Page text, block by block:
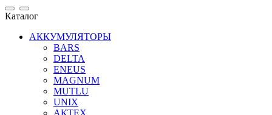
Каталог
АККУМУЛЯТОРЫ
BARS
DELTA
ENEUS
MAGNUM
MUTLU
UNIX
АКТЕХ